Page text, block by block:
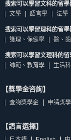
搜索可以學習文科的留學
文學
語言學 法學
搜索可以學習理科的留學
護理、保健學
醫、
搜索可以學習文理科的留
師範、教育學
生活
【獎學金咨詢】
查詢獎學金 申請獎
【語言選擇】